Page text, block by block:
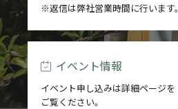
※返信は弊社営業時間に行います。
イベント情報
イベント申し込みは詳細ページを
ご覧ください。